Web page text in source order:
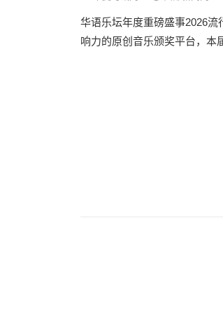
华语乐坛年度重磅盛事2026
响力的原创音乐颁奖平台，本